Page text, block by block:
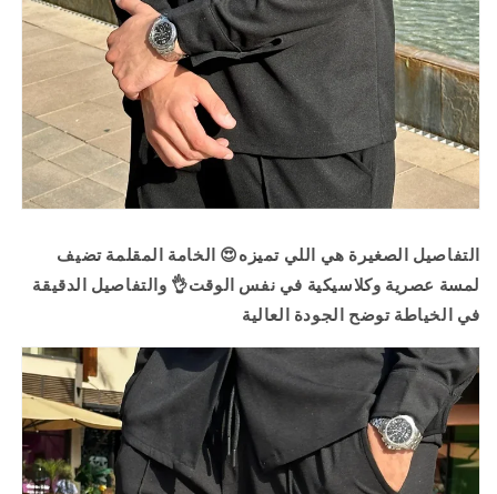
التفاصيل الصغيرة هي اللي تميزه😍 الخامة المقلمة تضيف
لمسة عصرية وكلاسيكية في نفس الوقت👌 والتفاصيل الدقيقة
في الخياطة توضح الجودة العالية